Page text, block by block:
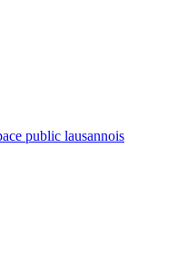
public lausannois